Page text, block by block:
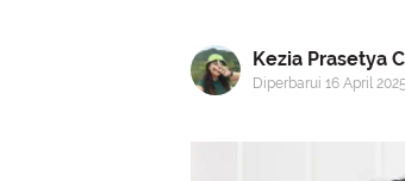
Kezia Prasetya
Diperbarui 16 April